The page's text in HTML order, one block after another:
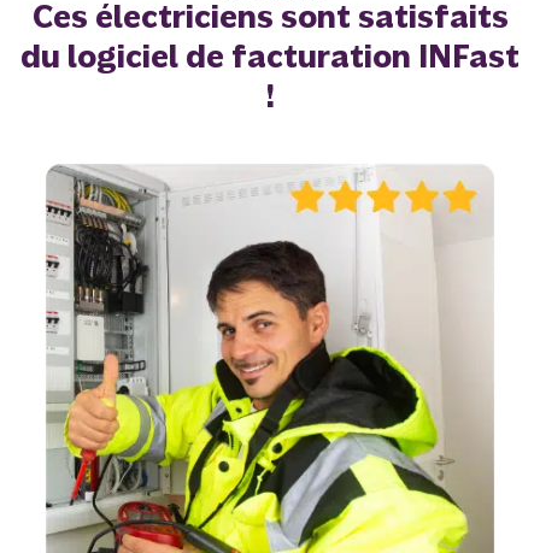
Ces électriciens sont satisfaits
du logiciel de facturation INFast
!